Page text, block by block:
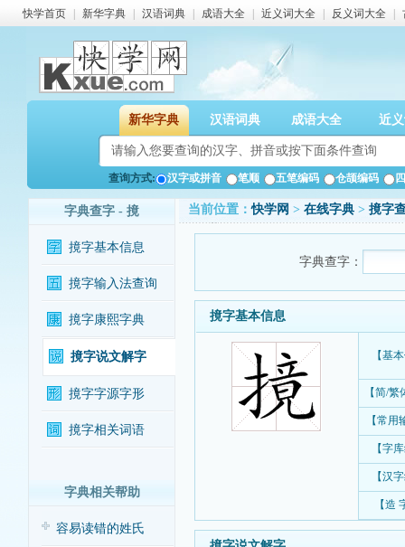
快学首页 新华字典 汉语词典 成语大全 近义词大全 反义词大全
新华字典 汉语词典 成语大全 近
查询方式: 汉字或拼音 笔顺 五笔编码 仓颉编码
字典查字 - 摬
摬字基本信息
摬字输入法查询
摬字康熙字典
摬字说文解字
摬字字源字形
摬字相关词语
字典相关帮助
容易读错的姓氏
当前位置：快学网 > 在线字典 > 摬字
字典查字：
摬字基本信息
【基
【简/
【常用
【字
【汉
【造